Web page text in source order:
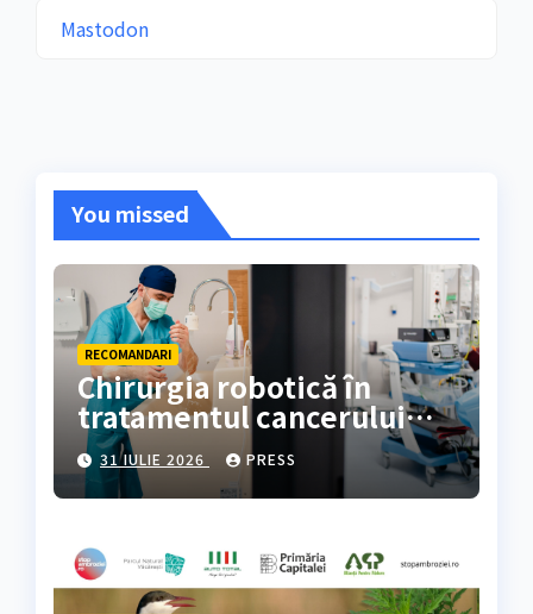
Mastodon
You missed
RECOMANDARI
Chirurgia robotică în
tratamentul cancerului
colorectal
31 IULIE 2026 PRESS